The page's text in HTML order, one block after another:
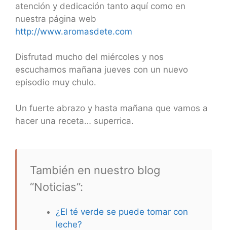
atención y dedicación tanto aquí como en
nuestra página web
http://www.aromasdete.com
Disfrutad mucho del miércoles y nos
escuchamos mañana jueves con un nuevo
episodio muy chulo.
Un fuerte abrazo y hasta mañana que vamos a
hacer una receta… superrica.
También en nuestro blog
“Noticias”:
¿El té verde se puede tomar con
leche?